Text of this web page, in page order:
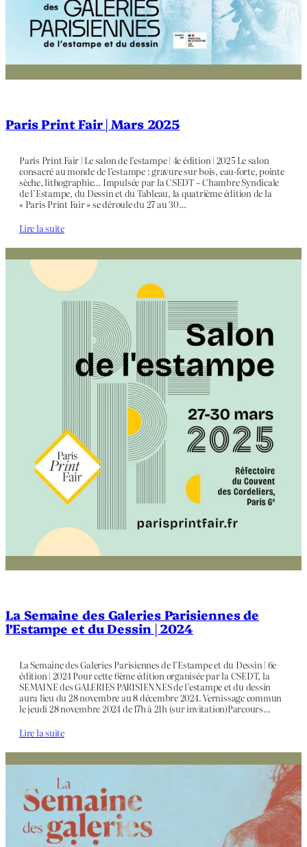
Paris Print Fair | Mars 2025
Paris Print Fair | Le salon de l’estampe | 4e édition | 2025 Le salon
consacré au monde de l’estampe : gravure sur bois, eau-forte, pointe
sèche, lithographie… Impulsée par la CSEDT – Chambre Syndicale
de l’Estampe, du Dessin et du Tableau, la quatrième édition de la
« Paris Print Fair » se déroule du 27 au 30…
Lire la suite
La Semaine des Galeries Parisiennes de
l’Estampe et du Dessin | 2024
La Semaine des Galeries Parisiennes de l’Estampe et du Dessin | 6e
édition | 2024 Pour cette 6ème édition organisée par la CSEDT, la
SEMAINE des GALERIES PARISIENNES de l’estampe et du dessin
aura lieu du 28 novembre au 8 décembre 2024. Vernissage commun
le jeudi 28 novembre 2024 de 17h à 21h (sur invitation)Parcours…
Lire la suite